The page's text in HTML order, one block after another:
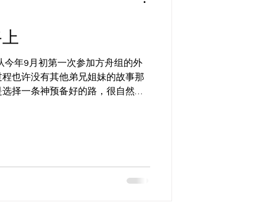
今年9月初第一次参加方舟组的外
也许没有其他弟兄姐妹的故事那
择一条神预备好的路，很自然地